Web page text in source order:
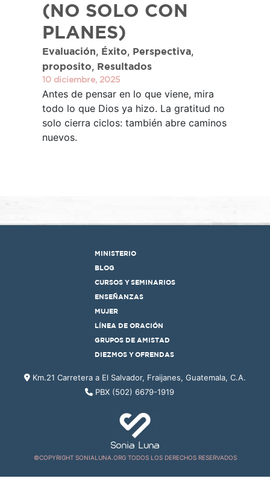
(NO SOLO CON
PLANES)
Evaluación, Éxito, Perspectiva,
proposito, Resultados
10 diciembre, 2025
Antes de pensar en lo que viene, mira
todo lo que Dios ya hizo. La gratitud no
solo cierra ciclos: también abre caminos
nuevos.
MINISTERIO
BLOG
CURSOS Y SEMINARIOS
ENSEÑANZAS
MUJER
LÍNEA DE ORACIÓN
GRUPOS DE AMISTAD
DIEZMOS Y OFRENDAS
Km.21 Carretera a El Salvador, Fraijanes, Guatemala, C.A.
PBX (502) 6679-1919
©COPYRIGHT SONIALUNA.ORG TODOS LOS DERECHOS RESERVADOS